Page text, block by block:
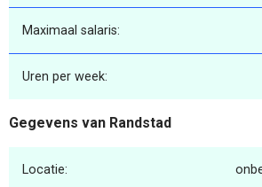
Maximaal salaris:
Uren per week:
Gegevens van Randstad
Locatie: